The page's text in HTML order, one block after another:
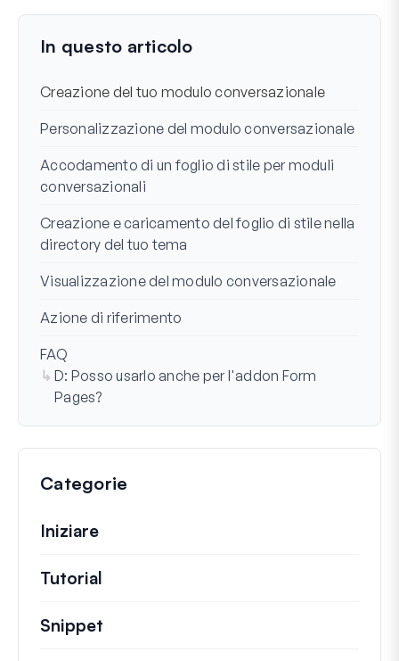
Ultimo aggiornamento il 28 feb 2024
In questo articolo
Creazione del tuo modulo conversazionale
Personalizzazione del modulo conversazionale
Accodamento di un foglio di stile per moduli
conversazionali
Creazione e caricamento del foglio di stile nella
directory del tuo tema
Visualizzazione del modulo conversazionale
Azione di riferimento
FAQ
D: Posso usarlo anche per l'addon Form
Pages?
Categorie
Iniziare
Tutorial
Snippet